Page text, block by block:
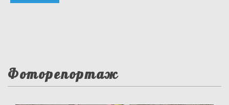
Фоторепортаж